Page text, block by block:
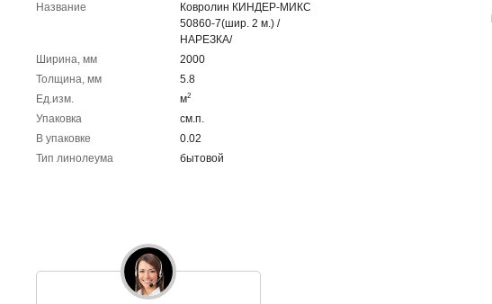
Название
Ковролин КИНДЕР-МИКС
50860-7(шир. 2 м.) /
НАРЕЗКА/
Ширина, мм
2000
Толщина, мм
5.8
Ед.изм.
м2
Упаковка
cм.п.
В упаковке
0.02
Тип линолеума
бытовой